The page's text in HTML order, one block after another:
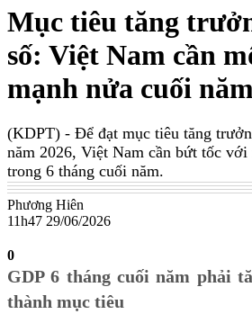
Mục tiêu tăng
số: Việt Nam cần
mạnh nửa cuối
(KDPT) - Để đạt mục tiêu tăng
năm 2026, Việt Nam cần bứt tốc với
trong 6 tháng cuối năm.
Phương Hiên
11h47 29/06/2026
0
GDP 6 tháng cuối năm phải
thành mục tiêu